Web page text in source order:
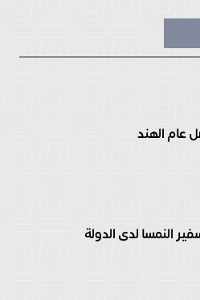
عام الهند
النمسا لدى الدولة